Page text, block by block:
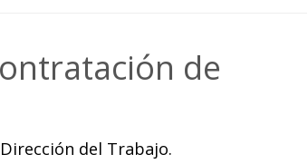
de
del Trabajo.